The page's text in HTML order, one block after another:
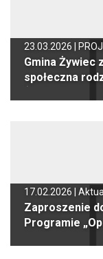
23.03.2026 |
Gmina Żywiec
społeczna
17.02.2026 |
Zaproszenie
Programie
Jednostek